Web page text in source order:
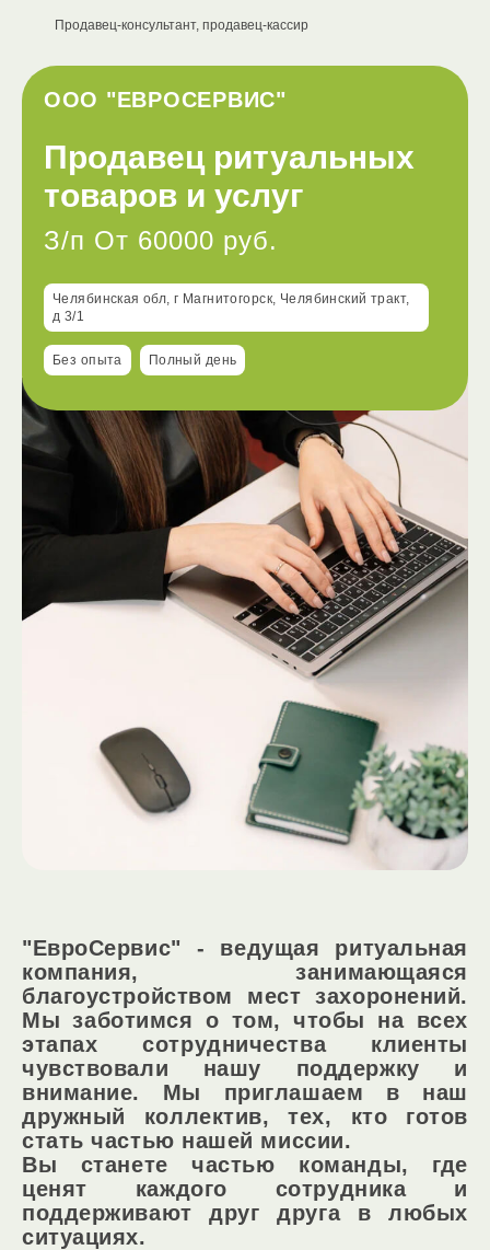
ООО "ЕВРОСЕРВИС"
Продавец-консультант, продавец-кассир
Продавец ритуальных
товаров и услуг
З/п От 60000 руб.
Челябинская обл, г Магнитогорск, Челябинский тракт,
д 3/1
Без опыта Полный день
"ЕвроСервис" - ведущая ритуальная
компания, занимающаяся
благоустройством мест захоронений.
Мы заботимся о том, чтобы на всех
этапах сотрудничества клиенты
чувствовали нашу поддержку и
внимание. Мы приглашаем в наш
дружный коллектив, тех, кто готов
стать частью нашей миссии.
Вы станете частью команды, где
ценят каждого сотрудника и
поддерживают друг друга в любых
ситуациях.